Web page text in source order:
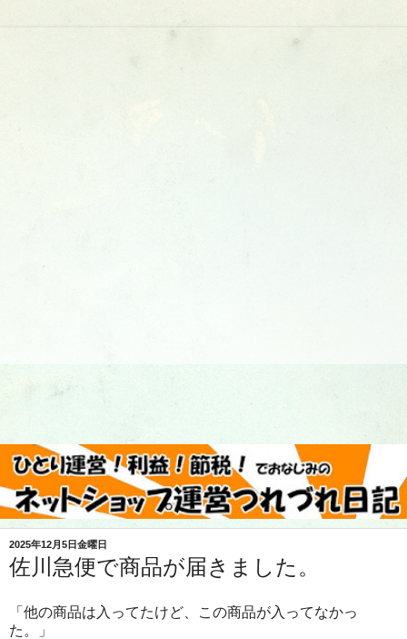
2025年12月5日金曜日
佐川急便で商品が届きました。
「他の商品は入ってたけど、この商品が入ってなかっ
た。」